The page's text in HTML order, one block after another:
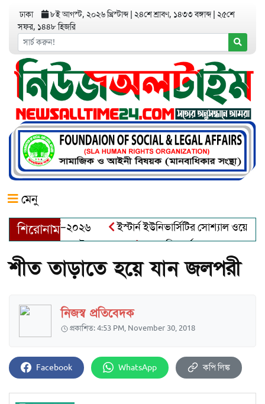
ঢাকা ৮ই আগস্ট, ২০২৬ খ্রিস্টাব্দ ২৪শে শ্রাবণ, ১৪৩৩ বঙ্গাব্দ ২৫শে
সফর, ১৪৪৮ হিজরি
মেনু
শিরোনাম
অ্যাওয়ার্ড–২০২৬
ইস্টার্ন ইউনিভার্সিটির সোশ্যাল
খালেক এর ইন্তেকাল
আত্মশুদ্ধি অর্জন ও অশুভকে বর্জন করে
শীত তাড়াতে হয়ে যান জলপরী
নিজস্ব প্রতিবেদক
প্রকাশিত: 4:53 PM, November 30, 2018
Facebook WhatsApp কপি লিঙ্ক